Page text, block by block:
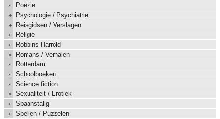
Poëzie
Psychologie / Psychiatrie
Reisgidsen / Verslagen
Religie
Robbins Harrold
Romans / Verhalen
Rotterdam
Schoolboeken
Science fiction
Sexualiteit / Erotiek
Spaanstalig
Spellen / Puzzelen